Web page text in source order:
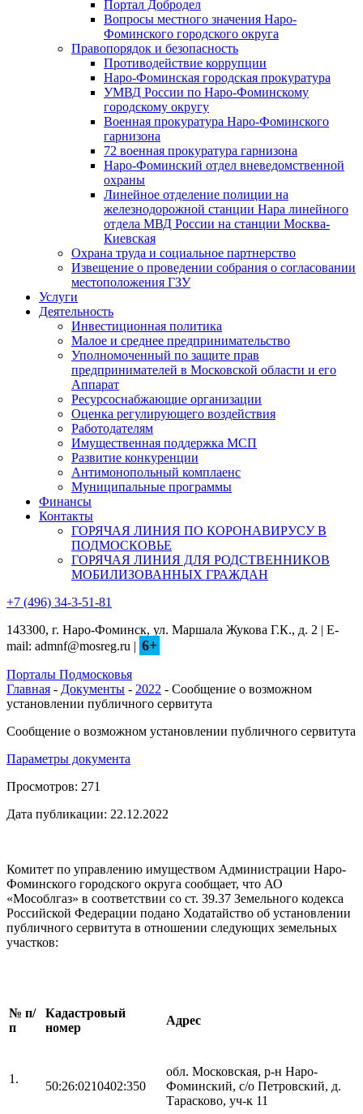
Портал Добродел
Вопросы местного значения Наро-
Фоминского городского округа
Правопорядок и безопасность
Противодействие коррупции
Наро-Фоминская городская прокуратура
УМВД России по Наро-Фоминскому
городскому округу
Военная прокуратура Наро-Фоминского
гарнизона
72 военная прокуратура гарнизона
Наро-Фоминский отдел вневедомственной
охраны
Линейное отделение полиции на
железнодорожной станции Нара линейного
отдела МВД России на станции Москва-
Киевская
Охрана труда и социальное партнерство
Извещение о проведении собрания о согласовании
местоположения ГЗУ
Услуги
Деятельность
Инвестиционная политика
Малое и среднее предпринимательство
Уполномоченный по защите прав
предпринимателей в Московской области и его
Аппарат
Ресурсоснабжающие организации
Оценка регулирующего воздействия
Работодателям
Имущественная поддержка МСП
Развитие конкуренции
Антимонопольный комплаенс
Муниципальные программы
Финансы
Контакты
ГОРЯЧАЯ ЛИНИЯ ПО КОРОНАВИРУСУ В
ПОДМОСКОВЬЕ
ГОРЯЧАЯ ЛИНИЯ ДЛЯ РОДСТВЕННИКОВ
МОБИЛИЗОВАННЫХ ГРАЖДАН
+7 (496) 34-3-51-81
143300, г. Наро-Фоминск, ул. Маршала Жукова Г.К., д. 2 | E-
mail: admnf@mosreg.ru | 6+
Порталы Подмосковья
Главная - Документы - 2022 - Сообщение о возможном
установлении публичного сервитута
Сообщение о возможном установлении публичного сервитута
Параметры документа
Просмотров: 271
Дата публикации: 22.12.2022
Комитет по управлению имуществом Администрации Наро-
Фоминского городского округа сообщает, что АО
«Мособлгаз» в соответствии со ст. 39.37 Земельного кодекса
Российской Федерации подано Ходатайство об установлении
публичного сервитута в отношении следующих земельных
участков:
№ п/
п
Кадастровый
номер
Адрес
1.
50:26:0210402:350
обл. Московская, р-н Наро-
Фоминский, с/о Петровский, д.
Тарасково, уч-к 11